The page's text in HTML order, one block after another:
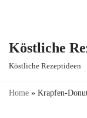
content
Köstliche
Köstliche Rezeptideen
Home » Krapfen-